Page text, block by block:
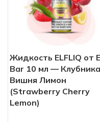
ВКУСЫ Арбуз,Вишня
Жидкость ELFLIQ от
Bar 10 мл — Клубника
Вишня Лимон
(Strawberry Cherry
Lemon)